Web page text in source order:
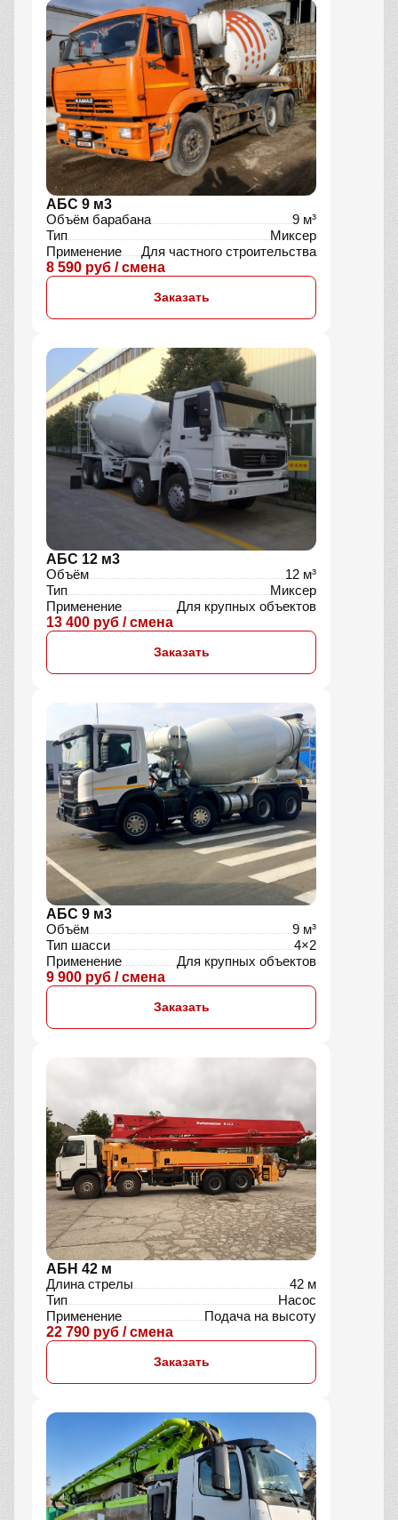
АБС 9 м3
Объём барабана
9 м³
Тип
Миксер
Применение
Для частного строительства
8 590 руб / смена
Заказать
АБС 12 м3
Объём
12 м³
Тип
Миксер
Применение
Для крупных объектов
13 400 руб / смена
Заказать
АБС 9 м3
Объём
9 м³
Тип шасси
4×2
Применение
Для крупных объектов
9 900 руб / смена
Заказать
АБН 42 м
Длина стрелы
42 м
Тип
Насос
Применение
Подача на высоту
22 790 руб / смена
Заказать